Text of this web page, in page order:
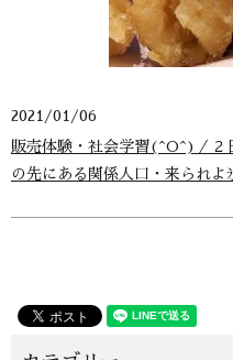
2021/01/06
販売体験・社会学習(^O^)／２
の先にある関係人口・来られよ